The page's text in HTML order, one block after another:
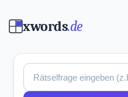
xwords.de